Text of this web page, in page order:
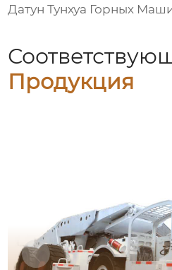
Датун Тунхуа Горных
Продукция